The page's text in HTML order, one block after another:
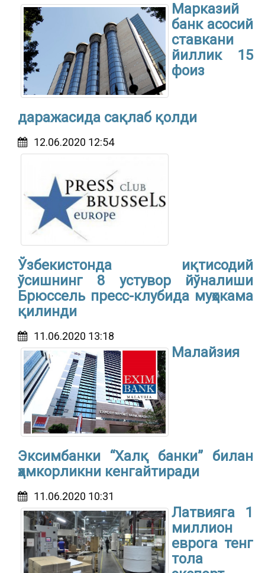
Марказий
банк асосий
ставкани
йиллик 15
фоиз
даражасида сақлаб қолди
12.06.2020 12:54
Ўзбекистонда иқтисодий
ўсишнинг 8 устувор йўналиши
Брюссель пресс-клубида муҳокама
қилинди
11.06.2020 13:18
Малайзия
Эксимбанки “Халқ банки” билан
ҳамкорликни кенгайтиради
11.06.2020 10:31
Латвияга 1
миллион
еврога тенг
тола